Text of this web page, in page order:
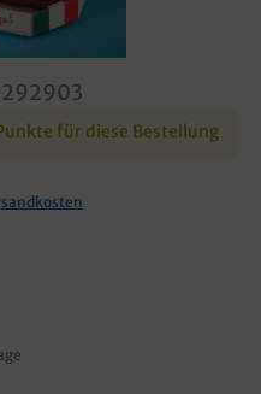
für diese Bestellung